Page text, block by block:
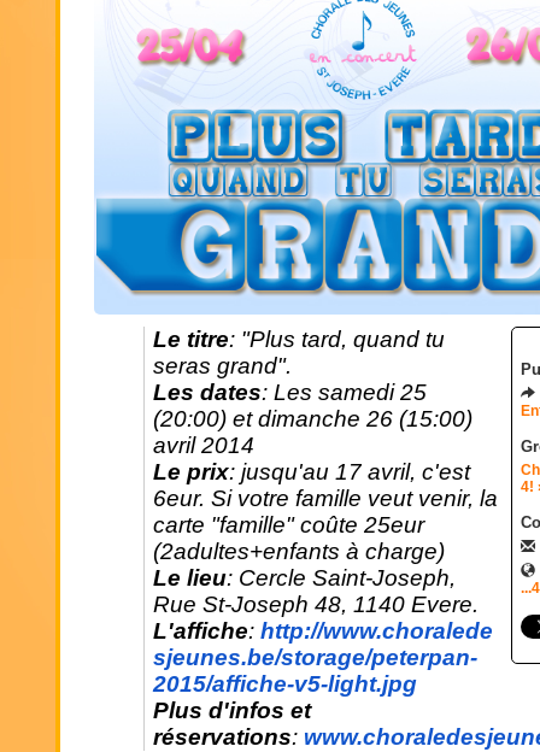
4!
Le titre: "Plus tard, quand tu
seras grand".
Les dates: Les samedi 25
(20:00) et dimanche 26 (15:00)
avril 2014
Le prix: jusqu'au 17 avril, c'est
6eur. Si votre famille veut venir, la
carte "famille" coûte 25eur
(2adultes+enfants à charge)
Le lieu: Cercle Saint-Joseph,
Rue St-Joseph 48, 1140 Evere.
L'affiche:http://www.choralede
sjeunes.be/storage/peterpan-
2015/affiche-v5-light.jpg
Plus d'infos et
réservations: